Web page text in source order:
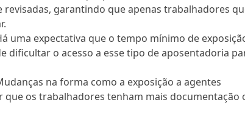
garantindo que apenas trabalhadores
uma expectativa que o tempo mínimo de
dificultar o acesso a esse tipo de aposentadoria
na forma como a exposição a agentes
os trabalhadores tenham mais documentação